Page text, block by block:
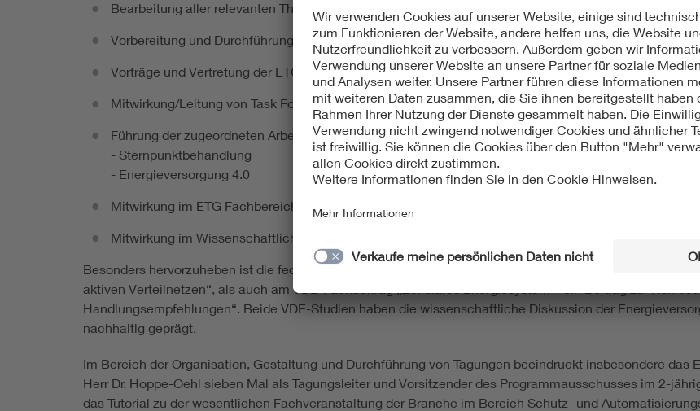
Bearbeitung aller relevanten Themen der Schutz- und Automatisierungstechnik
Vorbereitung und Durchführung von Tagungen in diesem Fachgebiet
Vorträge und Vertretung der ETG in diesem Fachgebiet
Mitwirkung/Leitung von Task Forces in diesem Themenbereich
Führung der zugeordneten Arbeitskreise
- Sternpunktbehandlung
- Energieversorgung 4.0
Mitwirkung im ETG Fachbereich V2 „Übertragung und Verteilung elektrischer Energie“
Mitwirkung im Wissenschaftlichen Beirat der ETG
Besonders hervorzuheben ist die federführende Mitwirkung von Herrn Dr. Hoppe-Oehl sowohl an der
aktiven Verteilnetzen“, als auch am VDE-Fachbeitrag „Zellulares Energiesystem – ein Beitrag zur
Handlungsempfehlungen“. Beide VDE-Studien haben die wissenschaftliche Diskussion der
nachhaltig geprägt.
Im Bereich der Organisation, Gestaltung und Durchführung von Tagungen beeindruckt insbesondere das
Herr Dr. Hoppe-Oehl sieben Mal als Tagungsleiter und Vorsitzender des Programmausschusses im 2-
das Tutorial zu derwesentlichen Fachveranstaltung der Branche im Bereich Schutz- und